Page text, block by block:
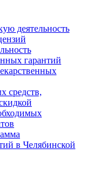
деятельность
гарантий
средств,
в Челябинской